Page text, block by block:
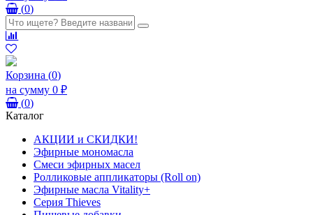
(0)
Корзина (0)
на сумму 0 ₽
(0)
Каталог
АКЦИИ и СКИДКИ!
Эфирные мономасла
Смеси эфирных масел
Ролликовые аппликаторы (Roll on)
Эфирные масла Vitality+
Серия Thieves